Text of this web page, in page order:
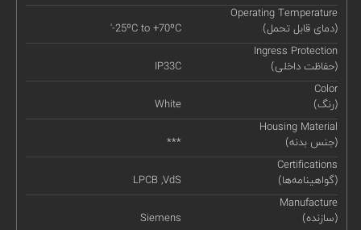
Operating Temperature
(دمای قابل تحمل)
'-25ºC to +70ºC
Ingress Protection
(حفاظت داخلی)
IP33C
Color
(رنگ)
White
Housing Material
(جنس بدنه)
***
Certifications
(گواهینامه‌ها)
LPCB ,VdS
Manufacture
(سازنده)
Siemens